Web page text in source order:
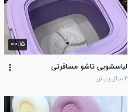
۰۰:۱۵
لباسشویی تاشو مسافرتی
۲ سال پیش